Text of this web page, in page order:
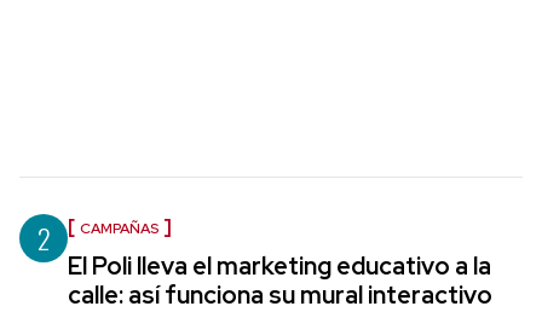
2 CAMPAÑAS
El Poli lleva el marketing educativo a la
calle: así funciona su mural interactivo